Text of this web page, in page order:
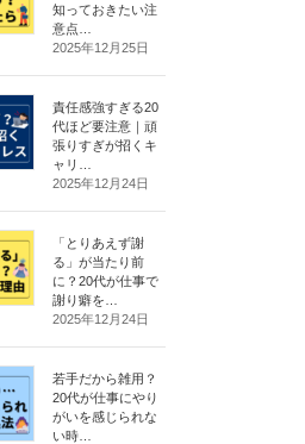
知っておきたい注
意点…
2025年12月25日
責任感強すぎる20
代ほど要注意｜頑
張りすぎが招くキ
ャリ…
2025年12月24日
「とりあえず謝
る」が当たり前
に？20代が仕事で
謝り癖を…
2025年12月24日
若手だから雑用？
20代が仕事にやり
がいを感じられな
い時…